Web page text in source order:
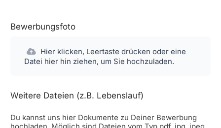
Bewerbungsfoto
Hier klicken, Leertaste drücken oder eine
Datei hier hin ziehen, um Sie hochzuladen.
Weitere Dateien (z.B. Lebenslauf)
Du kannst uns hier Dokumente zu Deiner Bewerbung